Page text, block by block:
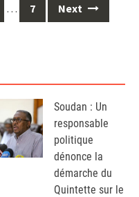
… 7 Next
Soudan : Un
responsable
politique
dénonce la
démarche du
Quintette sur le